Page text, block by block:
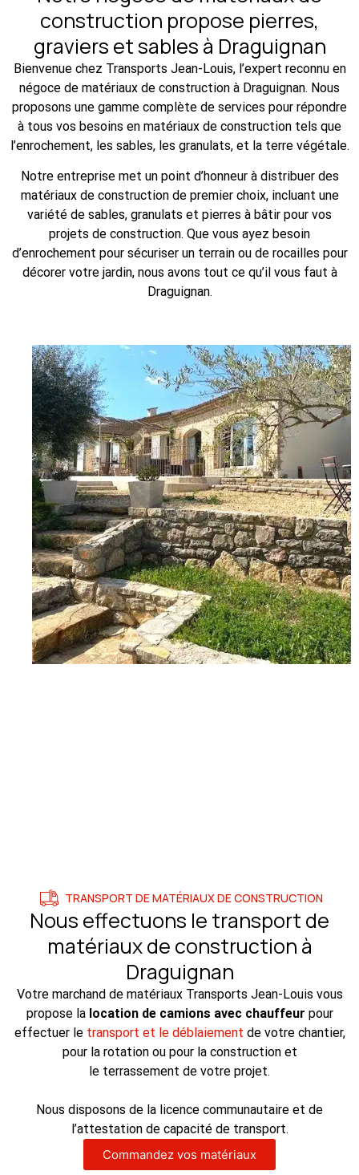
construction propose pierres,
graviers et sables à Draguignan
Bienvenue chez Transports Jean-Louis, l’expert reconnu en
négoce de matériaux de construction à Draguignan. Nous
proposons une gamme complète de services pour répondre
à tous vos besoins en matériaux de construction tels que
l’enrochement, les sables, les granulats, et la terre végétale.
Notre entreprise met un point d’honneur à distribuer des
matériaux de construction de premier choix, incluant une
variété de sables, granulats et pierres à bâtir pour vos
projets de construction. Que vous ayez besoin
d’enrochement pour sécuriser un terrain ou de rocailles pour
décorer votre jardin, nous avons tout ce qu’il vous faut à
Draguignan.
TRANSPORT DE MATÉRIAUX DE CONSTRUCTION
Nous effectuons le transport de
matériaux de construction à
Draguignan
Votre marchand de matériaux Transports Jean-Louis vous
propose la location de camions avec chauffeur pour
effectuer le transport et le déblaiement de votre chantier,
pour la rotation ou pour la construction et
le terrassement de votre projet.
Nous disposons de la licence communautaire et de
l’attestation de capacité de transport.
Commandez vos matériaux